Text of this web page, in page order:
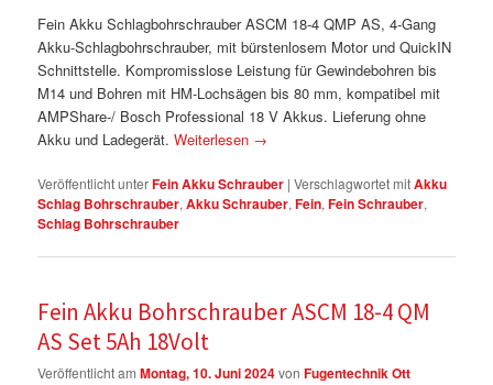
Fein Akku Schlagbohrschrauber ASCM 18-4 QMP AS, 4-Gang
Akku-Schlagbohrschrauber, mit bürstenlosem Motor und QuickIN
Schnittstelle. Kompromisslose Leistung für Gewindebohren bis
M14 und Bohren mit HM-Lochsägen bis 80 mm, kompatibel mit
AMPShare-/ Bosch Professional 18 V Akkus. Lieferung ohne
Akku und Ladegerät.Weiterlesen →
Veröffentlicht unterFein Akku Schrauber |Verschlagwortet mitAkku
Schlag Bohrschrauber,Akku Schrauber,Fein,Fein Schrauber,
Schlag Bohrschrauber
Fein Akku Bohrschrauber ASCM 18-4 QM
AS Set 5Ah 18Volt
Veröffentlicht amMontag, 10. Juni 2024vonFugentechnik Ott